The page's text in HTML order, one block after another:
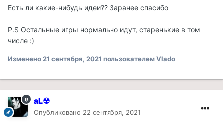
Есть ли какие-нибудь идеи?? Заранее спасибо
P.S Остальные игры нормально идут, старенькие в том
числе :)
Изменено21 сентября, 2021 пользователем Vlado
aL☢
Опубликовано 22 сентября, 2021